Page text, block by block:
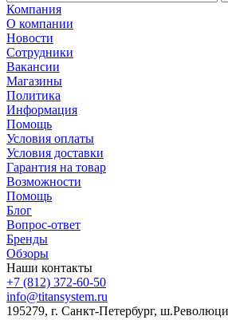
Компания
О компании
Новости
Сотрудники
Вакансии
Магазины
Политика
Информация
Помощь
Условия оплаты
Условия доставки
Гарантия на товар
Возможности
Помощь
Блог
Вопрос-ответ
Бренды
Обзоры
Наши контакты
+7 (812) 372-60-50
info@titansystem.ru
195279, г. Санкт-Петербург,